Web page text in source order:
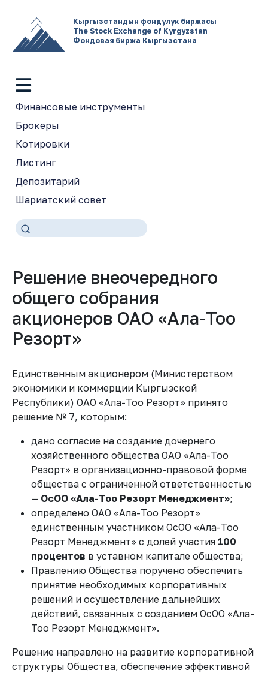
Кыргызстандын фондулук биржасы
The Stock Exchange of Kyrgyzstan
Фондовая биржа Кыргызстана
Финансовые инструменты
Брокеры
Котировки
Листинг
Депозитарий
Шариатский совет
Решение внеочередного
общего собрания
акционеров ОАО «Ала-Тоо
Резорт»
Единственным акционером (Министерством
экономики и коммерции Кыргызской
Республики) ОАО «Ала-Тоо Резорт» принято
решение № 7, которым:
дано согласие на создание дочернего
хозяйственного общества ОАО «Ала-Тоо
Резорт» в организационно-правовой форме
общества с ограниченной ответственностью
— ОсОО «Ала-Тоо Резорт Менеджмент»;
определено ОАО «Ала-Тоо Резорт»
единственным участником ОсОО «Ала-Тоо
Резорт Менеджмент» с долей участия 100
процентов в уставном капитале общества;
Правлению Общества поручено обеспечить
принятие необходимых корпоративных
решений и осуществление дальнейших
действий, связанных с созданием ОсОО «Ала-
Тоо Резорт Менеджмент».
Решение направлено на развитие корпоративной
структуры Общества, обеспечение эффективной